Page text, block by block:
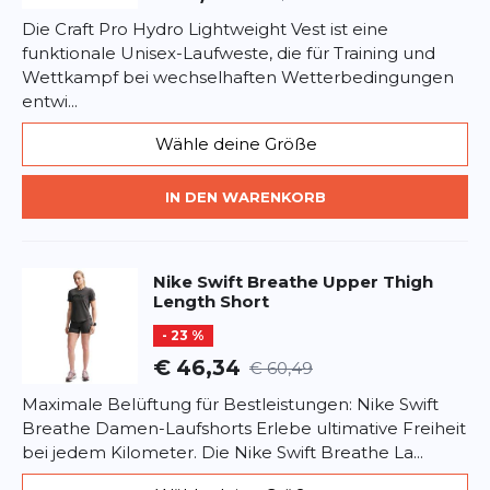
für Läuferinnen, die auch im Winter aktiv bleiben.
Die Craft Pro Hydro Lightweight Vest ist eine
funktionale Unisex-Laufweste, die für Training und
Wettkampf bei wechselhaften Wetterbedingungen
entwi...
Wähle deine Größe
IN DEN WARENKORB
Nike Swift Breathe Upper Thigh
Length Short
- 23 %
€ 46,34 € 60,49
Maximale Belüftung für Bestleistungen: Nike Swift
Breathe Damen-Laufshorts Erlebe ultimative Freiheit
bei jedem Kilometer. Die Nike Swift Breathe La...